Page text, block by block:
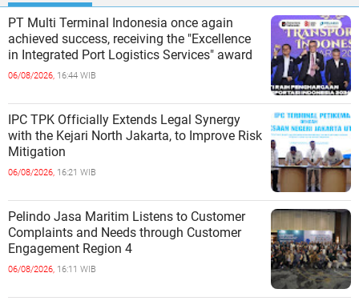
PT Multi Terminal Indonesia once again
achieved success, receiving the "Excellence
in Integrated Port Logistics Services" award
06/08/2026, 16:44 WIB
IPC TPK Officially Extends Legal Synergy
with the Kejari North Jakarta, to Improve Risk
Mitigation
06/08/2026, 16:21 WIB
Pelindo Jasa Maritim Listens to Customer
Complaints and Needs through Customer
Engagement Region 4
06/08/2026, 16:11 WIB